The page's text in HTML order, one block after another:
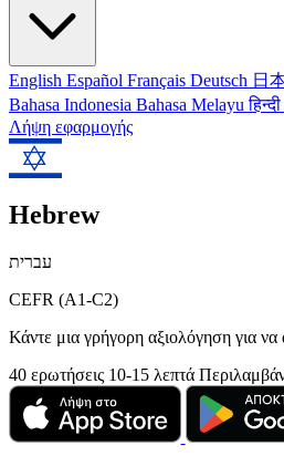
English Español Français Deutsch 日
Bahasa Indonesia Bahasa Melayuहिन्दी
Λήψη εφαρμογής
Hebrew
עברית
CEFR (A1-C2)
Κάντε μια γρήγορη αξιολόγηση για
40 ερωτήσεις 10-15 λεπτά